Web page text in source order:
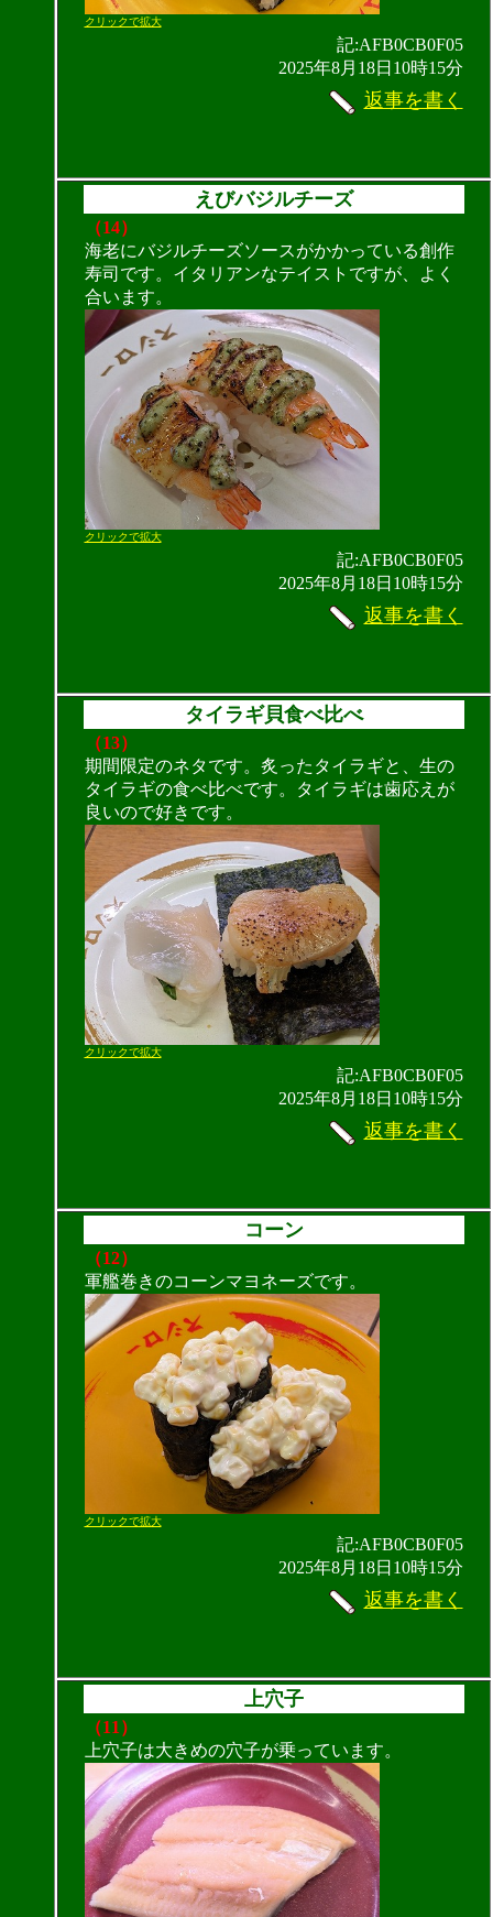
クリックで拡大
記:AFB0CB0F05
2025年8月18日10時15分
返事を書く
えびバジルチーズ
（14）
海老にバジルチーズソースがかかっている創作
寿司です。イタリアンなテイストですが、よく
合います。
クリックで拡大
記:AFB0CB0F05
2025年8月18日10時15分
返事を書く
タイラギ貝食べ比べ
（13）
期間限定のネタです。炙ったタイラギと、生の
タイラギの食べ比べです。タイラギは歯応えが
良いので好きです。
クリックで拡大
記:AFB0CB0F05
2025年8月18日10時15分
返事を書く
コーン
（12）
軍艦巻きのコーンマヨネーズです。
クリックで拡大
記:AFB0CB0F05
2025年8月18日10時15分
返事を書く
上穴子
（11）
上穴子は大きめの穴子が乗っています。